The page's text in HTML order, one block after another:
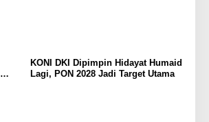
KONI DKI Dipimpin Hidayat Humaid
Lagi, PON 2028 Jadi Target Utama